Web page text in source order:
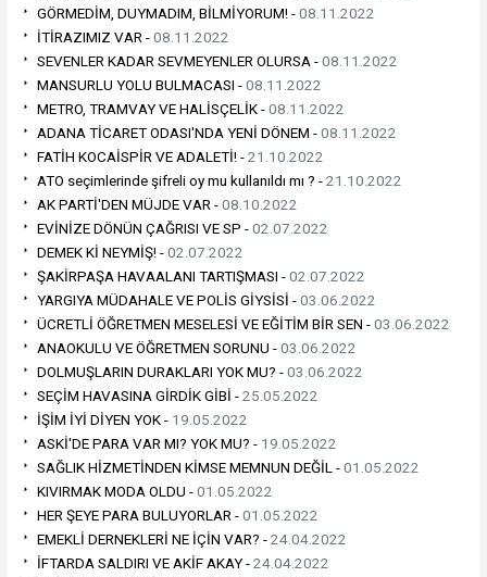
GÖRMEDİM, DUYMADIM, BİLMİYORUM! -08.11.2022
İTİRAZIMIZ VAR -08.11.2022
SEVENLER KADAR SEVMEYENLER OLURSA -08.11.2022
MANSURLU YOLU BULMACASI -08.11.2022
METRO, TRAMVAY VE HALİSÇELİK -08.11.2022
ADANA TİCARET ODASI'NDA YENİ DÖNEM -08.11.2022
FATİH KOCAİSPİR VE ADALETİ! -21.10.2022
ATO seçimlerinde şifreli oy mu kullanıldı mı ? -21.10.2022
AK PARTİ'DEN MÜJDE VAR -08.10.2022
EVİNİZE DÖNÜN ÇAĞRISI VE SP -02.07.2022
DEMEK Kİ NEYMİŞ! -02.07.2022
ŞAKİRPAŞA HAVAALANI TARTIŞMASI -02.07.2022
YARGIYA MÜDAHALE VE POLİS GİYSİSİ -03.06.2022
ÜCRETLİ ÖĞRETMEN MESELESİ VE EĞİTİM BİR SEN -03.06.2022
ANAOKULU VE ÖĞRETMEN SORUNU -03.06.2022
DOLMUŞLARIN DURAKLARI YOK MU? -03.06.2022
SEÇİM HAVASINA GİRDİK GİBİ -25.05.2022
İŞİM İYİ DİYEN YOK - 19.05.2022
ASKİ'DE PARA VAR MI? YOK MU? - 19.05.2022
SAĞLIK HİZMETİNDEN KİMSE MEMNUN DEĞİL -01.05.2022
KIVIRMAK MODA OLDU -01.05.2022
HER ŞEYE PARA BULUYORLAR -01.05.2022
EMEKLİ DERNEKLERİ NE İÇİN VAR? -24.04.2022
İFTARDA SALDIRI VE AKİF AKAY -24.04.2022